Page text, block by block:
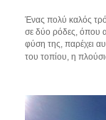
Ένας πολύ καλός
σε δύο ρόδες, όπου
φύση της, παρέχει
του τοπίου, η